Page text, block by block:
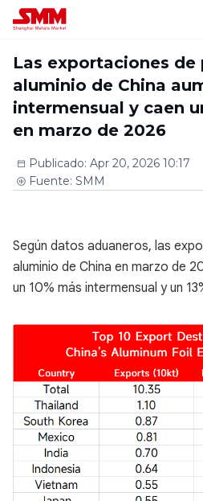
Las exportaciones de
aluminio de China
intermensual y caen
en marzo de 2026
Publicado: Apr 20, 2026 10:17
Fuente: SMM
Según datos aduaneros, las
aluminio de China en marzo de
un 10% más intermensual y un